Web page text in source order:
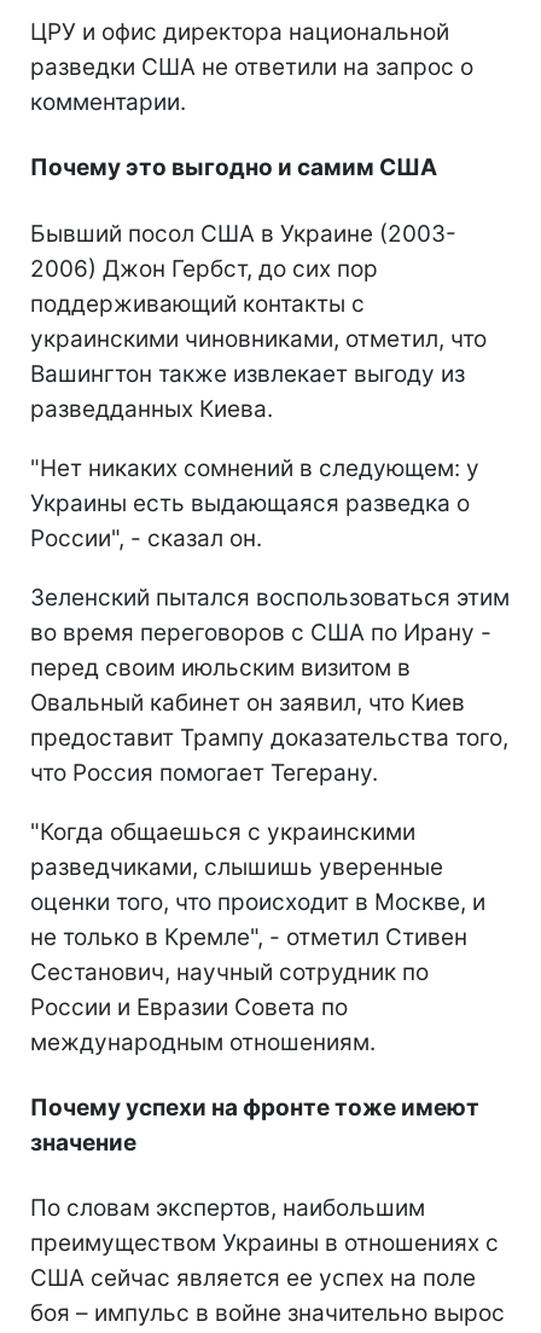
ЦРУ и офис директора национальной
разведки США не ответили на запрос о
комментарии.
Почему это выгодно и самим США
Бывший посол США в Украине (2003-
2006) Джон Гербст, до сих пор
поддерживающий контакты с
украинскими чиновниками, отметил, что
Вашингтон также извлекает выгоду из
разведданных Киева.
"Нет никаких сомнений в следующем: у
Украины есть выдающаяся разведка о
России", - сказал он.
Зеленский пытался воспользоваться этим
во время переговоров с США по Ирану -
перед своим июльским визитом в
Овальный кабинет он заявил, что Киев
предоставит Трампу доказательства того,
что Россия помогает Тегерану.
"Когда общаешься с украинскими
разведчиками, слышишь уверенные
оценки того, что происходит в Москве, и
не только в Кремле", - отметил Стивен
Сестанович, научный сотрудник по
России и Евразии Совета по
международным отношениям.
Почему успехи на фронте тоже имеют
значение
По словам экспертов, наибольшим
преимуществом Украины в отношениях с
США сейчас является ее успех на поле
боя – импульс в войне значительно вырос